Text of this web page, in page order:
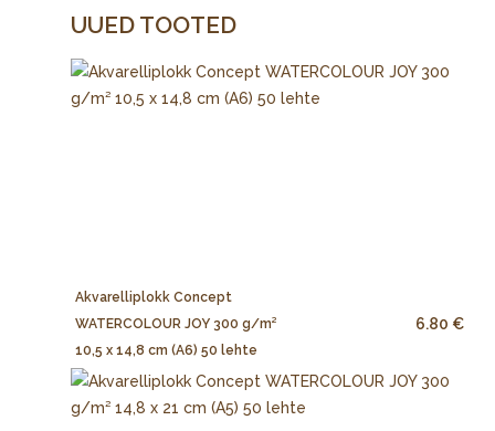
UUED TOOTED
Akvarelliplokk Concept
WATERCOLOUR JOY 300 g/m²
10,5 x 14,8 cm (A6) 50 lehte
6.80 €